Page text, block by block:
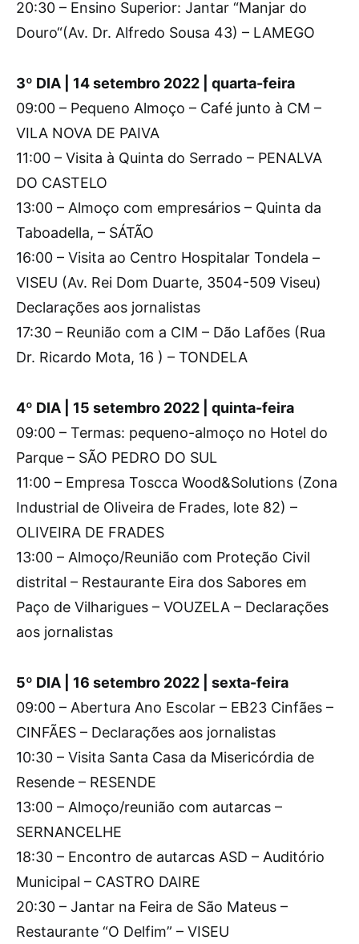
20:30 – Ensino Superior: Jantar “Manjar do
Douro“(Av. Dr. Alfredo Sousa 43) – LAMEGO
3º DIA | 14 setembro 2022 | quarta-feira
09:00 – Pequeno Almoço – Café junto à CM –
VILA NOVA DE PAIVA
11:00 – Visita à Quinta do Serrado – PENALVA
DO CASTELO
13:00 – Almoço com empresários – Quinta da
Taboadella, – SÁTÃO
16:00 – Visita ao Centro Hospitalar Tondela –
VISEU (Av. Rei Dom Duarte, 3504-509 Viseu)
Declarações aos jornalistas
17:30 – Reunião com a CIM – Dão Lafões (Rua
Dr. Ricardo Mota, 16 ) – TONDELA
4º DIA | 15 setembro 2022 | quinta-feira
09:00 – Termas: pequeno-almoço no Hotel do
Parque – SÃO PEDRO DO SUL
11:00 – Empresa Toscca Wood&Solutions (Zona
Industrial de Oliveira de Frades, lote 82) –
OLIVEIRA DE FRADES
13:00 – Almoço/Reunião com Proteção Civil
distrital – Restaurante Eira dos Sabores em
Paço de Vilharigues – VOUZELA – Declarações
aos jornalistas
5º DIA | 16 setembro 2022 | sexta-feira
09:00 – Abertura Ano Escolar – EB23 Cinfães –
CINFÃES – Declarações aos jornalistas
10:30 – Visita Santa Casa da Misericórdia de
Resende – RESENDE
13:00 – Almoço/reunião com autarcas –
SERNANCELHE
18:30 – Encontro de autarcas ASD – Auditório
Municipal – CASTRO DAIRE
20:30 – Jantar na Feira de São Mateus –
Restaurante “O Delfim” – VISEU